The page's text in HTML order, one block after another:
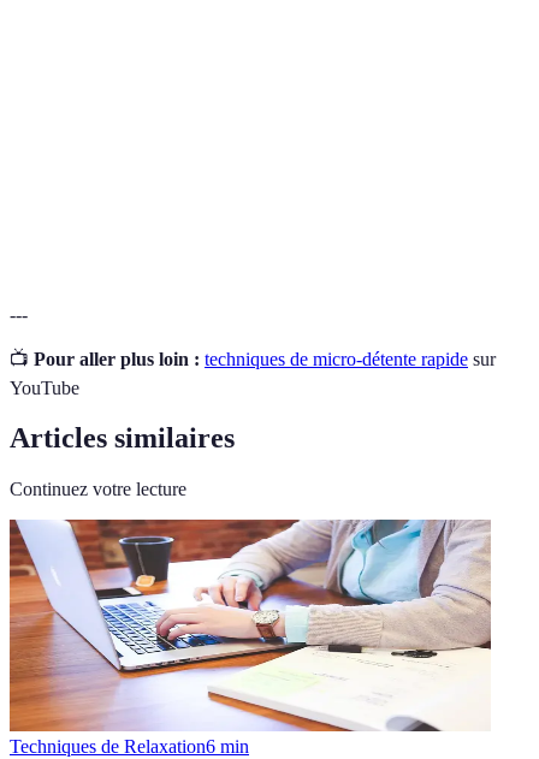
---
📺 Pour aller plus loin : techniques de micro-détente rapide sur
YouTube
Articles similaires
Continuez votre lecture
Techniques de Relaxation6 min